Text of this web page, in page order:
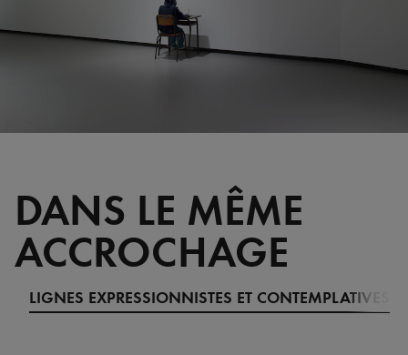
DANS LE MÊME
ACCROCHAGE
LIGNES EXPRESSIONNISTES ET CONTEMPLATIVES